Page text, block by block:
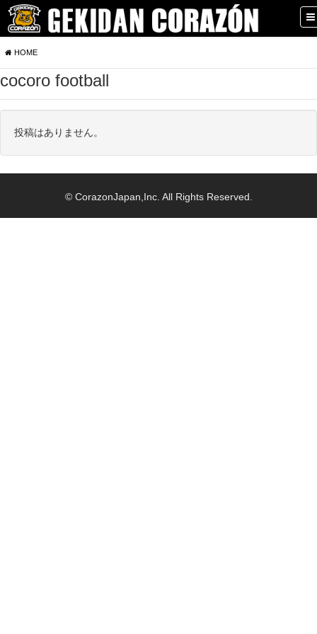
HOME
cocoro football
投稿はありません。
© CorazonJapan,Inc. All Rights Reserved.